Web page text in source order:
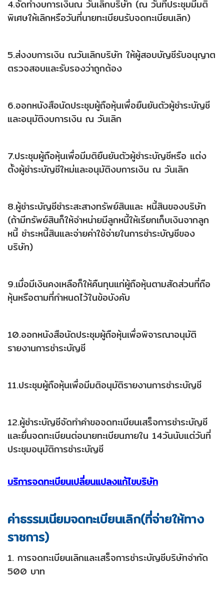
4.จัดทำงบการเงินณ วันเลิกบริษัท (ณ วันที่ประชุมมีมติ
พิเศษให้เลิกหรือวันที่นายทะเบียนรับจดทะเบียนเลิก)
5.ส่งงบการเงิน ณวันเลิกบริษัท ให้ผู้สอบบัญชีรับอนุญาต
ตรวจสอบและรับรองว่าถูกต้อง
6.ออกหนังสือนัดประชุมผู้ถือหุ้นเพื่อยืนยันตัวผู้ชำระบัญชี
และอนุมัติงบการเงิน ณ วันเลิก
7.ประชุมผู้ถือหุ้นเพื่อมีมติยืนยันตัวผู้ชำระบัญชีหรือ แต่ง
ตั้งผู้ชำระบัญชีใหม่และอนุมัติงบการเงิน ณ วันเลิก
8.ผู้ชำระบัญชีชำระสะสางทรัพย์สินและ หนี้สินของบริษัท
(ถ้ามีทรัพย์สินก็ให้จำหน่ายมีลูกหนี้ให้เรียกเก็บเงินจากลูก
หนี้ ชำระหนี้สินและจ่ายค่าใช้จ่ายในการชำระบัญชีของ
บริษัท)
9.เมื่อมีเงินคงเหลือก็ให้คืนทุนแก่ผู้ถือหุ้นตามสัดส่วนที่ถือ
หุ้นหรือตามที่กำหนดไว้ในข้อบังคับ
10.ออกหนังสือนัดประชุมผู้ถือหุ้นเพื่อพิจารณาอนุมัติ
รายงานการชำระบัญชี
11.ประชุมผู้ถือหุ้นเพื่อมีมติอนุมัติรายงานการชำระบัญชี
12.ผู้ชำระบัญชีจัดทำคำขอจดทะเบียนเสร็จการชำระบัญชี
และยื่นจดทะเบียนต่อนายทะเบียนภายใน 14วันนับแต่วันที่
ประชุมอนุมัติการชำระบัญชี
บริการจดทะเบียนเปลี่ยนแปลงแก้ไขบริษัท
ค่าธรรมเนียมจดทะเบียนเลิก(ที่จ่ายให้ทาง
ราชการ)
1. การจดทะเบียนเลิกและเสร็จการชำระบัญชีบริษัทจำกัด
500 บาท